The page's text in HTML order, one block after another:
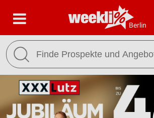
Berlin